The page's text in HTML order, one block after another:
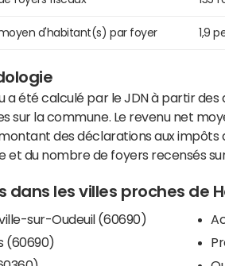
d'habitant(s) par foyer 1,9
a été calculé par le JDN à partir des
sur la commune. Le revenu net
des déclarations aux impôts
et du nombre de foyers recensés
dans les villes proches de
sur-Oudeuil (60690)
(60690)